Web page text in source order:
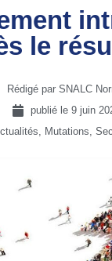
le
Rédigé par SNALC
publié le 9 juin
, Mutations,